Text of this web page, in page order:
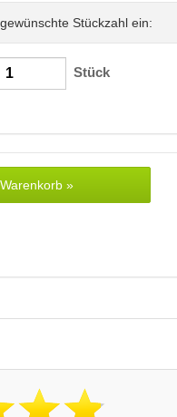
Stückzahl ein:
Stück
In den Warenkorb »